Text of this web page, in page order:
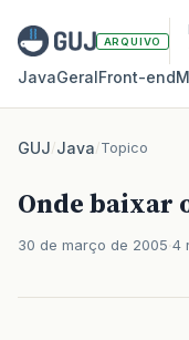
ARQUIVO
JavaGeralFront‑end
GUJ/Java/Topico
Onde baixar
30 de março de 2005 4